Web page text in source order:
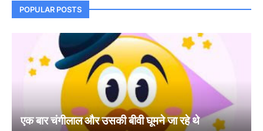
POPULAR POSTS
एक बार चंगीलाल और उसकी बीवी घूमने जा रहे थे